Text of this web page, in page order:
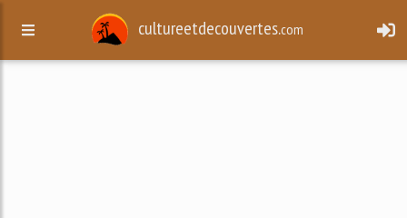
cultureetdecouvertes.com